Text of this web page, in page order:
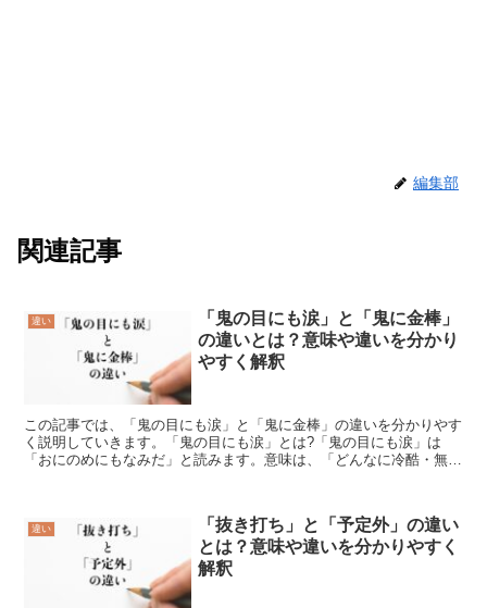
編集部
関連記事
違い
「鬼の目にも涙」と「鬼に金棒」
の違いとは？意味や違いを分かり
やすく解釈
この記事では、「鬼の目にも涙」と「鬼に金棒」の違いを分かりやす
く説明していきます。「鬼の目にも涙」とは?「鬼の目にも涙」は
「おにのめにもなみだ」と読みます。意味は、「どんなに冷酷・無慈
違い
「抜き打ち」と「予定外」の違い
とは？意味や違いを分かりやすく
解釈